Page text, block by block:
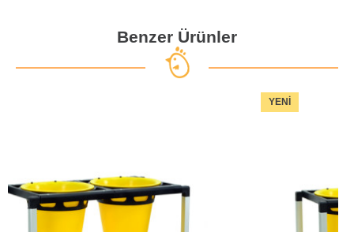
Benzer Ürünler